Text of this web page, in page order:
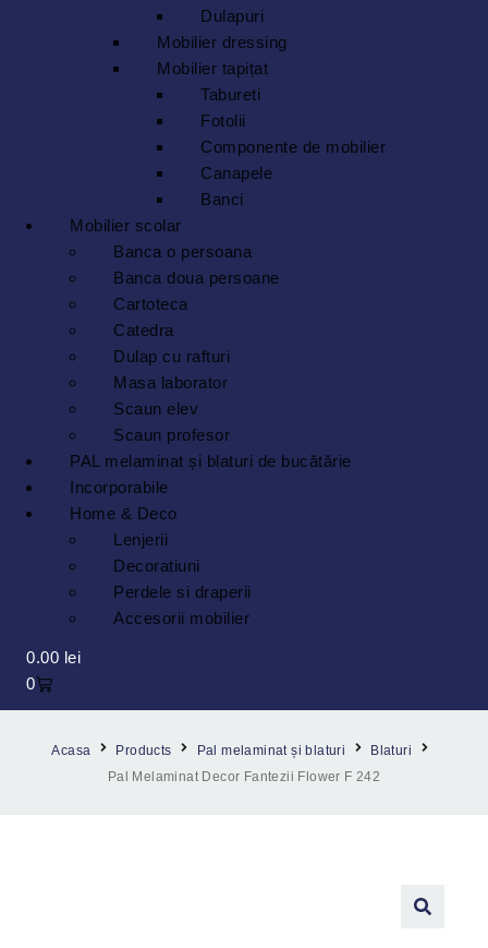
Dulapuri
Mobilier dressing
Mobilier tapițat
Tabureti
Fotolii
Componente de mobilier
Canapele
Banci
Mobilier scolar
Banca o persoana
Banca doua persoane
Cartoteca
Catedra
Dulap cu rafturi
Masa laborator
Scaun elev
Scaun profesor
PAL melaminat și blaturi de bucătărie
Incorporabile
Home & Deco
Lenjerii
Decoratiuni
Perdele si draperii
Accesorii mobilier
0.00 lei
0
Acasa Products Pal melaminat și blaturi
Blaturi
Pal Melaminat Decor Fantezii Flower F 242